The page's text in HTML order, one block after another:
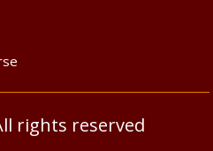
rights reserved